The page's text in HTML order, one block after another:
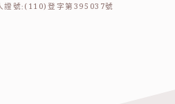
證號:(110)登字第395037號